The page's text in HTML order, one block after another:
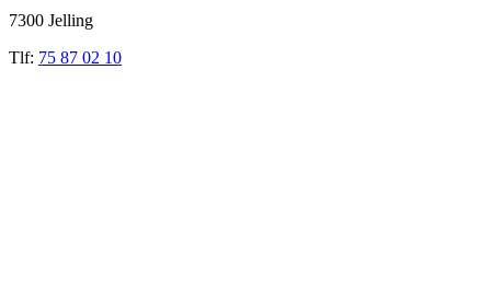
7300 Jelling
Tlf: 75 87 02 10